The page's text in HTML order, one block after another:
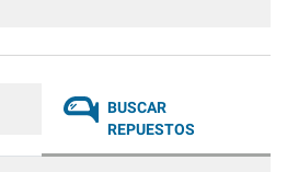
BUSCAR
REPUESTOS